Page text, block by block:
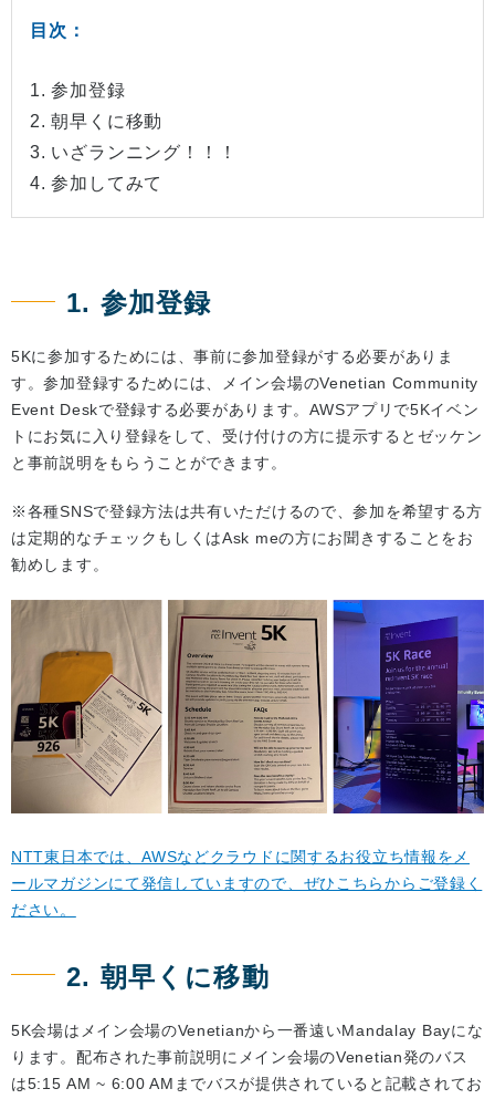
目次：
1. 参加登録
2. 朝早くに移動
3. いざランニング！！！
4. 参加してみて
1. 参加登録
5Kに参加するためには、事前に参加登録がする必要がありま
す。参加登録するためには、メイン会場のVenetian Community
Event Deskで登録する必要があります。AWSアプリで5Kイベン
トにお気に入り登録をして、受け付けの方に提示するとゼッケン
と事前説明をもらうことができます。
※各種SNSで登録方法は共有いただけるので、参加を希望する方
は定期的なチェックもしくはAsk meの方にお聞きすることをお
勧めします。
NTT東日本では、AWSなどクラウドに関するお役立ち情報をメ
ールマガジンにて発信していますので、ぜひこちらからご登録く
ださい。
2. 朝早くに移動
5K会場はメイン会場のVenetianから一番遠いMandalay Bayにな
ります。配布された事前説明にメイン会場のVenetian発のバス
は5:15 AM ~ 6:00 AMまでバスが提供されていると記載されてお